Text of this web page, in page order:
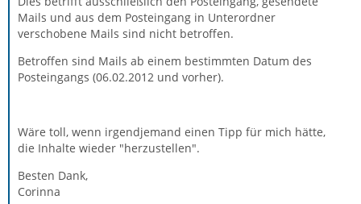
Mails und aus dem Posteingang in Unterordner
verschobene Mails sind nicht betroffen.
Betroffen sind Mails ab einem bestimmten Datum des
Posteingangs (06.02.2012 und vorher).
Wäre toll, wenn irgendjemand einen Tipp für mich hätte,
die Inhalte wieder "herzustellen".
Besten Dank,
Corinna